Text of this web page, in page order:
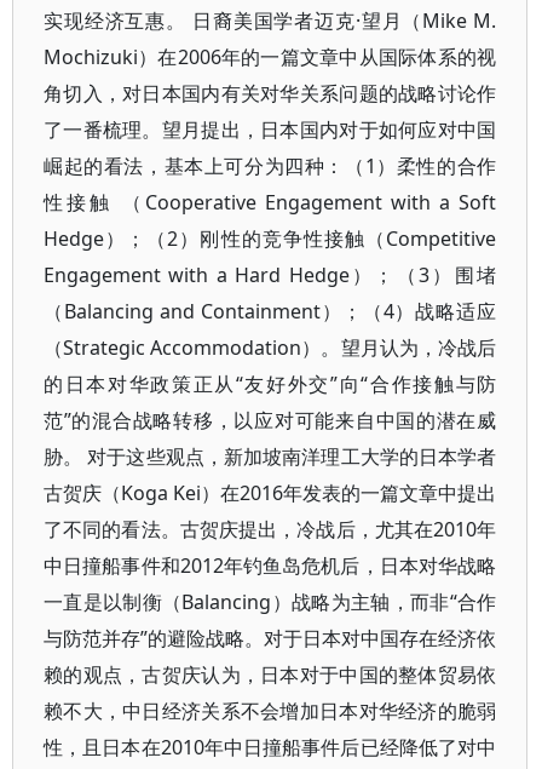
实现经济互惠。 日裔美国学者迈克·望月（Mike M.
Mochizuki）在2006年的一篇文章中从国际体系的视
角切入，对日本国内有关对华关系问题的战略讨论作
了一番梳理。望月提出，日本国内对于如何应对中国
崛起的看法，基本上可分为四种：（1）柔性的合作
性接触 （Cooperative Engagement with a Soft
Hedge）；（2）刚性的竞争性接触（Competitive
Engagement with a Hard Hedge）；（3）围堵
（Balancing and Containment）；（4）战略适应
（Strategic Accommodation）。望月认为，冷战后
的日本对华政策正从“友好外交”向“合作接触与防
范”的混合战略转移，以应对可能来自中国的潜在威
胁。 对于这些观点，新加坡南洋理工大学的日本学者
古贺庆（Koga Kei）在2016年发表的一篇文章中提出
了不同的看法。古贺庆提出，冷战后，尤其在2010年
中日撞船事件和2012年钓鱼岛危机后，日本对华战略
一直是以制衡（Balancing）战略为主轴，而非“合作
与防范并存”的避险战略。对于日本对中国存在经济依
赖的观点，古贺庆认为，日本对于中国的整体贸易依
赖不大，中日经济关系不会增加日本对华经济的脆弱
性，且日本在2010年中日撞船事件后已经降低了对中